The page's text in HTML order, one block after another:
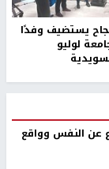
يستضيف وفدًا
لوليو
عن النفس وواقع